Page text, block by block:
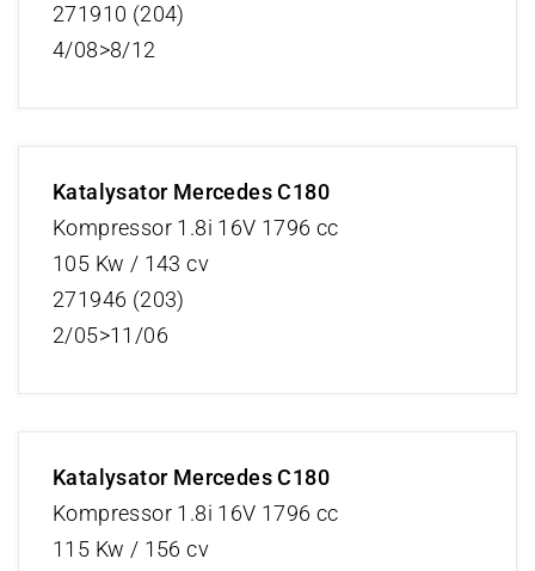
271910 (204)
4/08>8/12
Katalysator Mercedes C180
Kompressor 1.8i 16V 1796 cc
105 Kw / 143 cv
271946 (203)
2/05>11/06
Katalysator Mercedes C180
Kompressor 1.8i 16V 1796 cc
115 Kw / 156 cv